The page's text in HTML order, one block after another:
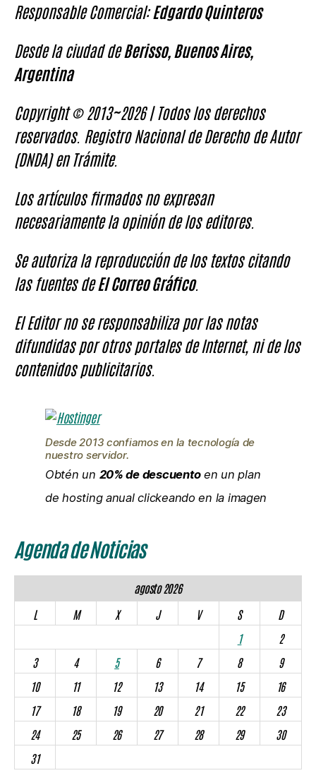
Responsable Comercial:Edgardo Quinteros
Desde la ciudad deBerisso, Buenos Aires,
Argentina
Copyright © 2013~2026 | Todos los derechos
reservados. Registro Nacional de Derecho de Autor
(DNDA) en Trámite.
Los artículos firmados no expresan
necesariamente la opinión de los editores.
Se autoriza la reproducción de los textos citando
las fuentes deEl Correo Gráfico.
El Editor no se responsabiliza por las notas
difundidas por otros portales de Internet, ni de los
contenidos publicitarios.
Desde 2013 confiamos en la tecnología de
nuestro servidor.
Obtén un 20% de descuentoen un plan
de hosting anual clickeando en la imagen
Agenda de Noticias
agosto 2026
L
M X J V S
D
1
2
3
4 5 6 7 8
9
10
11 12 13 14 15
16
17
18 19 20 21 22
23
24
25 26 27 28 29
30
31